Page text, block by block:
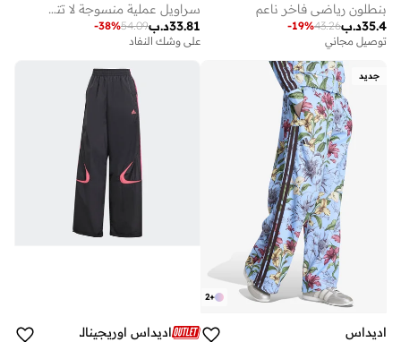
بنطلون رياضي فاخر ناعم
د.ب35.4
43.26
-19%
توصيل مجاني
سراويل عملية منسوجة لا تتوقف
د.ب33.81
54.09
-38%
على وشك النفاد
جديد
+
2
اديداس
اديداس اوريجينالز